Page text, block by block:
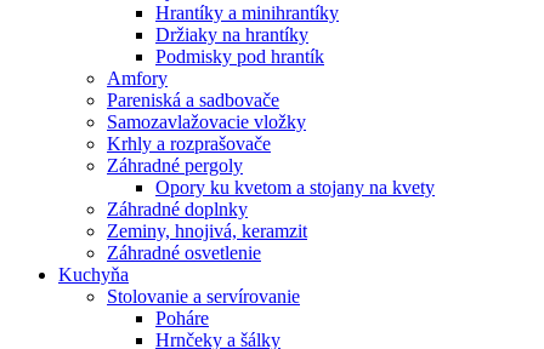
Hrantíky a minihrantíky
Držiaky na hrantíky
Podmisky pod hrantík
Amfory
Pareniská a sadbovače
Samozavlažovacie vložky
Krhly a rozprašovače
Záhradné pergoly
Opory ku kvetom a stojany na kvety
Záhradné doplnky
Zeminy, hnojivá, keramzit
Záhradné osvetlenie
Kuchyňa
Stolovanie a servírovanie
Poháre
Hrnčeky a šálky